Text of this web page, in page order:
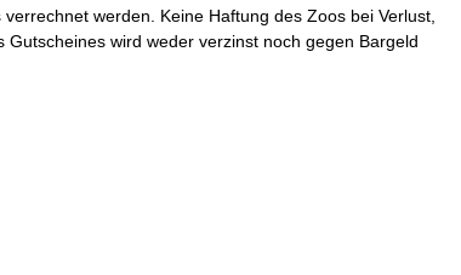
werden. Keine Haftung des Zoos bei Verlust,
wird weder verzinst noch gegen Bargeld